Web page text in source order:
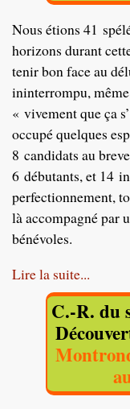
Nous étions 41
horizons durant
tenir bon face au
ininterrompu,
« vivement que ça
occupé quelques
8 candidats au
6 débutants, et 14
perfectionnement,
là accompagné par
bénévoles.
Lire la suite...
C.-R. du